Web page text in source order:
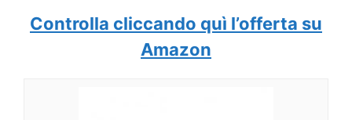
Controlla cliccando quì l’offerta su
Amazon